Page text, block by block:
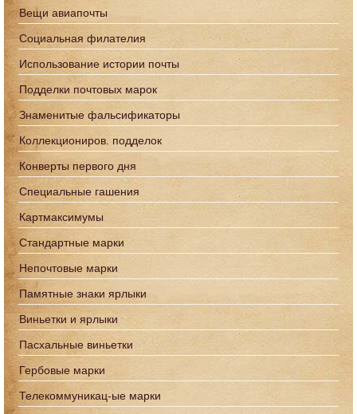
Вещи авиапочты
Социальная филателия
Использование истории почты
Подделки почтовых марок
Знаменитые фальсификаторы
Коллекциониров. подделок
Конверты первого дня
Специальные гашения
Картмаксимумы
Стандартные марки
Непочтовые марки
Памятные знаки ярлыки
Виньетки и ярлыки
Пасхальные виньетки
Гербовые марки
Телекоммуникац-ые марки